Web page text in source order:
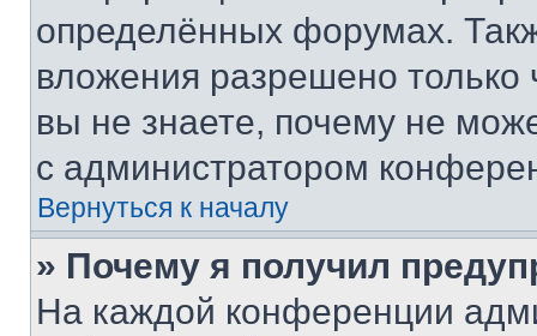
определённых форумах.
вложения разрешено
вы не знаете, почему не
с администратором
Вернуться к началу
» Почему я получил
На каждой конференции